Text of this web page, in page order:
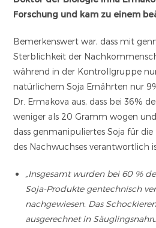
Forschung und kam zu einem
Bemerkenswert war, dass mit
Sterblichkeit der
während in der Kontrollgruppe
natürlichem Soja Ernährten nur
Dr. Ermakova aus, dass bei 36%
weniger als 20 Gramm wogen
dass genmanipuliertes Soja für
des Nachwuchses verantwortlich
„Insgesamt wurden bei 60 %
Soja-Produkte gentechnisch
nachgewiesen. Das
ausgerechnet in